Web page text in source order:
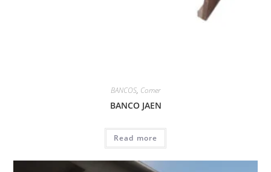
BANCOS, Comer
BANCO JAEN
Read more